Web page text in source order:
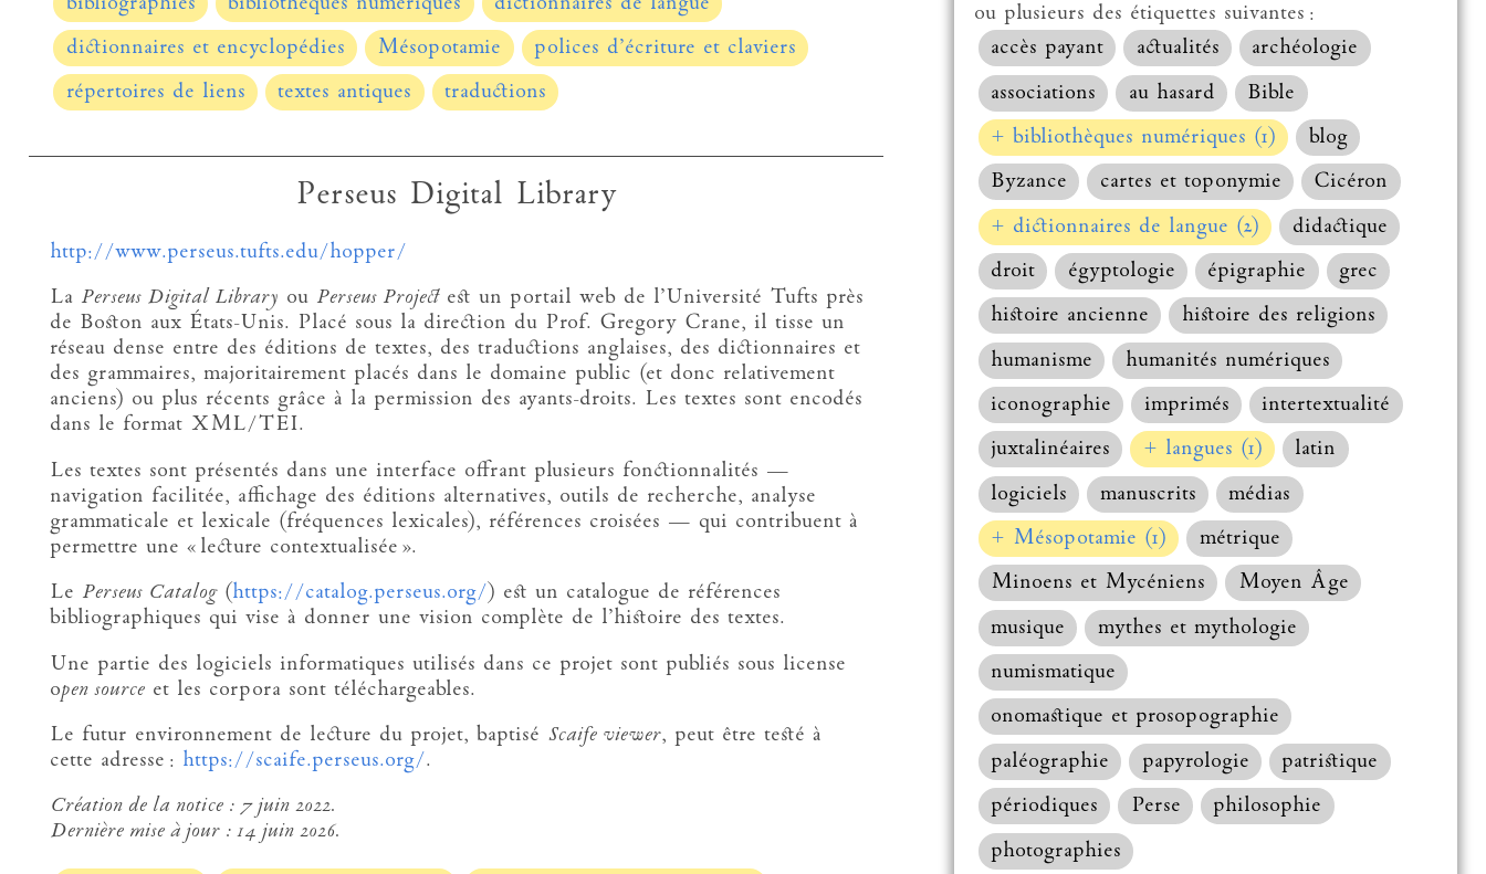
dictionnaires et encyclopédies
Mésopotamie
polices d’écriture et claviers
répertoires de liens
textes antiques traductions
Perseus Digital Library
http://www.perseus.tufts.edu/hopper/
La Perseus Digital Library ou Perseus Projectest un portail web de l’Université Tufts près
de Boston aux États-Unis. Placé sous la direction du Prof. Gregory Crane, il tisse un
réseau dense entre des éditions de textes, des traductions anglaises, des dictionnaires et
des grammaires, majoritairement placés dans le domaine public (et donc relativement
anciens) ou plus récents grâce à la permission des ayants-droits. Les textes sont encodés
dans le format XML/TEI.
Les textes sont présentés dans une interface offrant plusieurs fonctionnalités —
navigation facilitée, affichage des éditions alternatives, outils de recherche, analyse
grammaticale et lexicale (fréquences lexicales), références croisées — qui contribuent à
permettre une « lecture contextualisée ».
Le Perseus Catalog(https://catalog.perseus.org/) est un catalogue de références
bibliographiques qui vise à donner une vision complète de l’histoire des textes.
Une partie des logiciels informatiques utilisés dans ce projet sont publiés sous license
open sourceet les corpora sont téléchargeables.
Le futur environnement de lecture du projet, baptisé Scaife viewer, peut être testé à
cette adresse : https://scaife.perseus.org/.
Création de la notice : 7 juin 2022.
Dernière mise à jour : 14 juin 2026.
ou plusieurs des étiquettes suivantes :
accès payant
actualités
archéologie
associations
au hasard
Bible
+ bibliothèques numériques (1)
blog
Byzance
cartes et toponymie
Cicéron
+ dictionnaires de langue (2)
didactique
droit
égyptologie épigraphie
grec
histoire ancienne
histoire des religions
humanisme
humanités numériques
iconographie
imprimés
intertextualité
juxtalinéaires
+ langues (1)
latin
logiciels
manuscrits
médias
+ Mésopotamie (1)
métrique
Minoens et Mycéniens
Moyen Âge
musique
mythes et mythologie
numismatique
onomastique et prosopographie
paléographie
papyrologie
patristique
périodiques
Perse
philosophie
photographies